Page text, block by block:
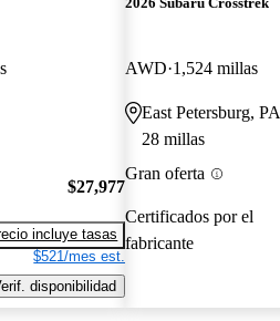
$27,977
incluye tasas
$521/mes est.
disponibilidad
AWD 1,524 millas
East Petersburg, PA
28 millas
Gran oferta
Certificados por el
fabricante